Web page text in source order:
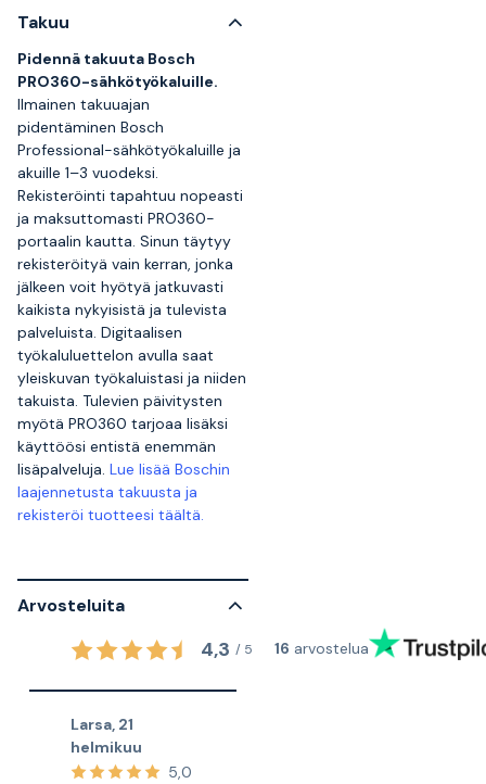
Takuu
Pidennä takuuta Bosch
PRO360-sähkötyökaluille.
Ilmainen takuuajan
pidentäminen Bosch
Professional-sähkötyökaluille ja
akuille 1–3 vuodeksi.
Rekisteröinti tapahtuu nopeasti
ja maksuttomasti PRO360-
portaalin kautta. Sinun täytyy
rekisteröityä vain kerran, jonka
jälkeen voit hyötyä jatkuvasti
kaikista nykyisistä ja tulevista
palveluista. Digitaalisen
työkaluluettelon avulla saat
yleiskuvan työkaluistasi ja niiden
takuista. Tulevien päivitysten
myötä PRO360 tarjoaa lisäksi
käyttöösi entistä enemmän
lisäpalveluja. Lue lisää Boschin
laajennetusta takuusta ja
rekisteröi tuotteesi täältä.
Arvosteluita
4,3 / 5 16 arvostelua
Larsa, 21
helmikuu
5,0